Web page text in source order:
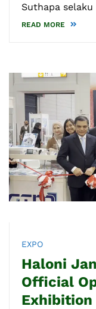
Suthapa
READ MORE
EXPO
Haloni
Official
Exhibition